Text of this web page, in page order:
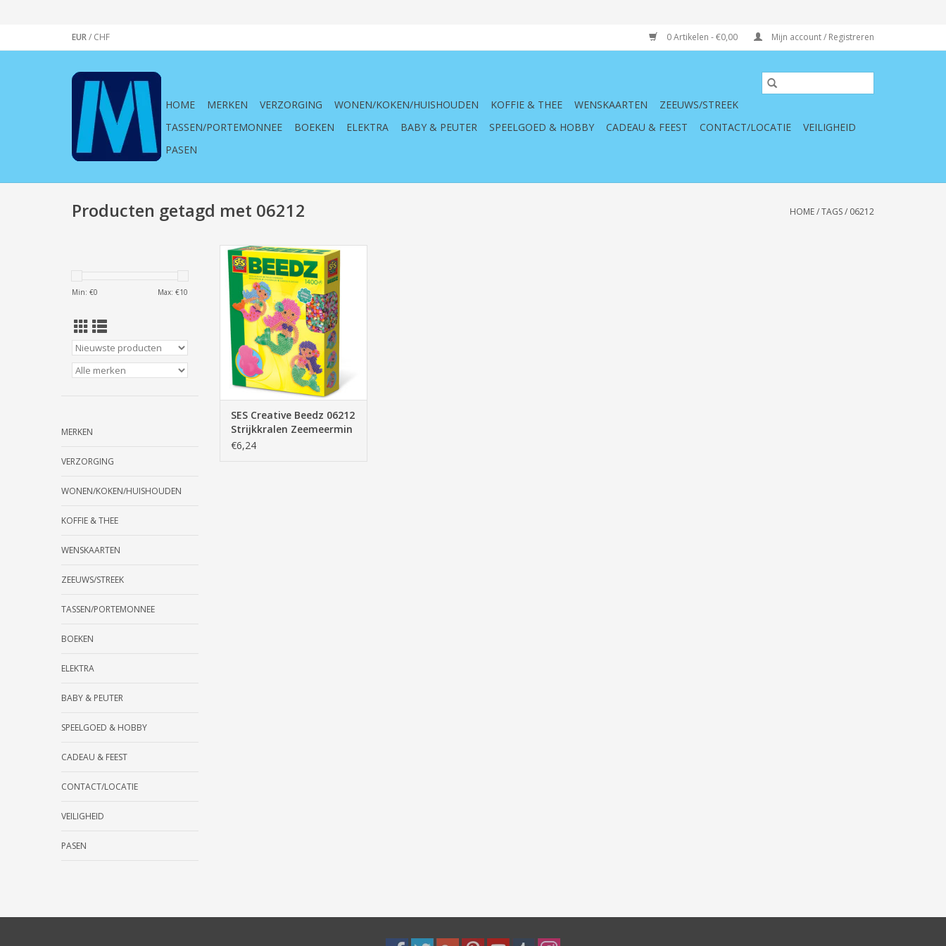
EUR/ CHF 0 Artikelen - €0,00 Mijn account / Registreren
HOME MERKEN VERZORGING WONEN/KOKEN/HUISHOUDEN KOFFIE & THEE WENSKAARTEN
ZEEUWS/STREEK
TASSEN/PORTEMONNEE
BOEKEN ELEKTRA BABY & PEUTER SPEELGOED & HOBBY CADEAU & FEEST CONTACT/LOCATIE
VEILIGHEID
PASEN
Producten getagd met 06212 HOME/TAGS/ 06212
Min: €0 Max: €10
MERKEN
VERZORGING
WONEN/KOKEN/HUISHOUDEN
KOFFIE & THEE
WENSKAARTEN
ZEEUWS/STREEK
TASSEN/PORTEMONNEE
BOEKEN
ELEKTRA
BABY & PEUTER
SPEELGOED & HOBBY
CADEAU & FEEST
CONTACT/LOCATIE
VEILIGHEID
PASEN
Strijkkralen, Zeemeermin, glitters,
meerminnen, zee, vissen, 06212,
kleuren, roze, kind, kinderen,
SES Creative Beedz 06212
Strijkkralen Zeemeermin
€6,24